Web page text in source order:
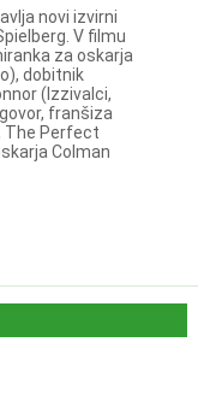
novi izvirni
V filmu
za oskarja
dobitnik
(Izzivalci,
franšiza
The Perfect
Colman